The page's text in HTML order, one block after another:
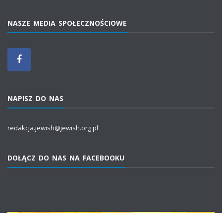
NASZE MEDIA SPOŁECZNOŚCIOWE
NAPISZ DO NAS
redakcja.jewish@jewish.org.pl
DOŁĄCZ DO NAS NA FACEBOOKU